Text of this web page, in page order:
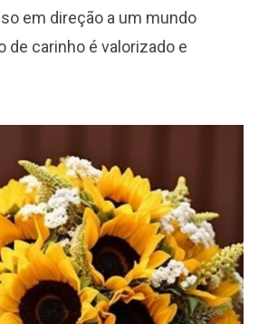
em direção a um mundo
de carinho é valorizado e